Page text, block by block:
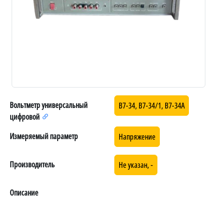
Вольтметр универсальный
цифровой
В7-34, В7-34/1, В7-34А
Измеряемый параметр Напряжение
Производитель Не указан, -
Описание